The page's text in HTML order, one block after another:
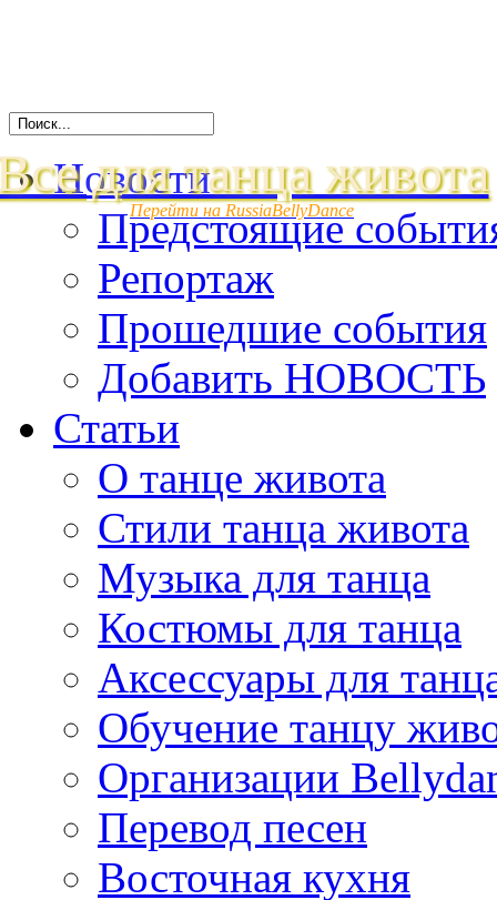
для танца живота
Перейти на RussiaBellyDance
Новости
Предстоящие
Репортаж
Прошедшие события
Добавить НОВОСТЬ
Статьи
О танце живота
Стили танца живота
Музыка для танца
Костюмы для танца
Аксессуары для
Обучение танцу
Организации
Перевод песен
Восточная кухня